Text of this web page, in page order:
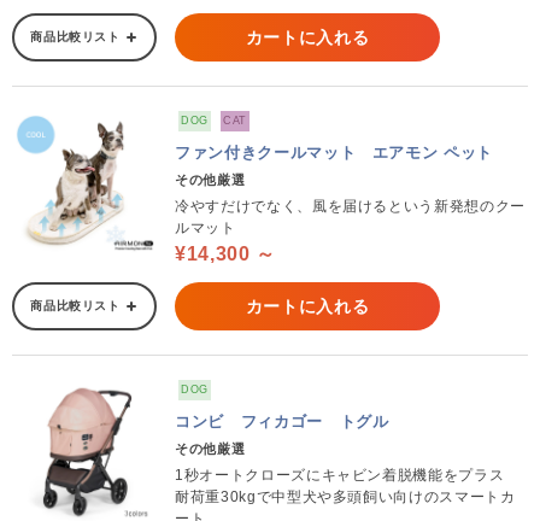
商品比較リスト カートに入れる
DOG CAT
ファン付きクールマット エアモン ペット
その他厳選
冷やすだけでなく、風を届けるという新発想のクー
ルマット
¥14,300 ～
商品比較リスト カートに入れる
DOG
コンビ フィカゴー トグル
その他厳選
1秒オートクローズにキャビン着脱機能をプラス
耐荷重30kgで中型犬や多頭飼い向けのスマートカ